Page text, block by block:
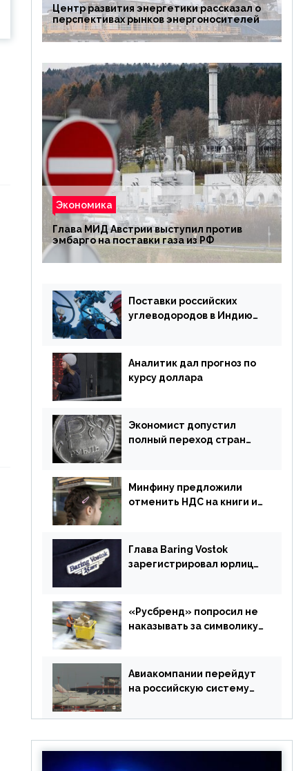
Центр развития энергетики рассказал о
перспективах рынков энергоносителей
Экономика
Глава МИД Австрии выступил против
эмбарго на поставки газа из РФ
Поставки российских
углеводородов в Индию
Аналитик дал прогноз по
курсу доллара
Экономист допустил
полный переход стран
Минфину предложили
отменить НДС на книги и
Глава Baring Vostok
зарегистрировал юрлицо
«Русбренд» попросил не
наказывать за символику
Авиакомпании перейдут
на российскую систему